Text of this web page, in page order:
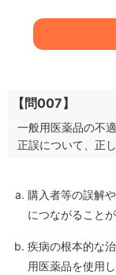
【問007】
一般用医薬品の不
正誤について、正
購入者等の誤解
につながることが
疾病の根本的な
用医薬品を使用